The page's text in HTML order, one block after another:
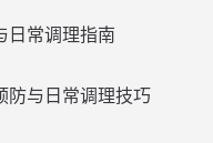
日常调理指南
防与日常调理技巧